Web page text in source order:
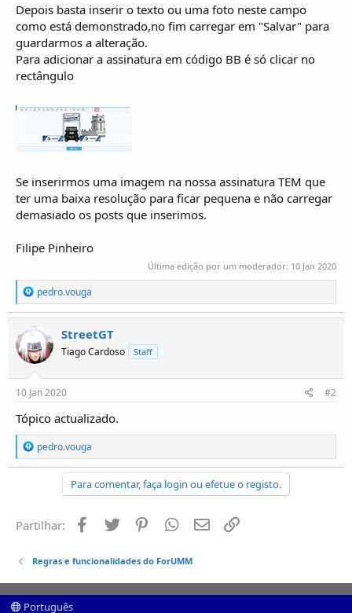
Depois basta inserir o texto ou uma foto neste campo
como está demonstrado,no fim carregar em "Salvar" para
guardarmos a alteração.
Para adicionar a assinatura em código BB é só clicar no
rectângulo
Se inserirmos uma imagem na nossa assinatura TEM que
ter uma baixa resolução para ficar pequena e não carregar
demasiado os posts que inserimos.
Filipe Pinheiro
Última edição por um moderador: 10 Jan 2020
R
e
a
ç
õ
e
s
:
pedro.vouga
StreetGT
Tiago Cardoso Staff
10 Jan 2020 #2
Tópico actualizado.
R
e
a
s
:
pedro.vouga
Para comentar, faça login ou efetue o registo.
Partilhar: Facebook
Twitter PinterestWhatsapp
Email
Regras e funcionalidades do ForUMM
Português